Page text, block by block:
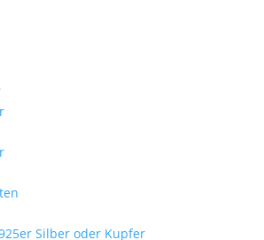
Silber oder Kupfer